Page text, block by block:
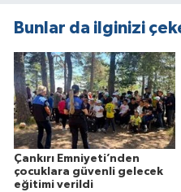
Bunlar da ilginizi
Çankırı Emniyeti’nden
çocuklara güvenli gelecek
eğitimi verildi